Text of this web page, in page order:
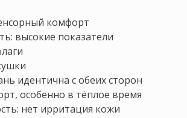
комфорт
высокие показатели
идентична с обеих сторон
особенно в тёплое время
нет ирритация кожи